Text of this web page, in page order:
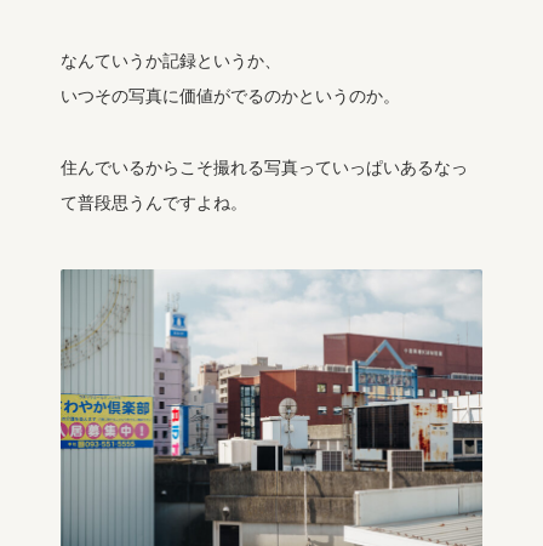
なんていうか記録というか、
いつその写真に価値がでるのかというのか。
住んでいるからこそ撮れる写真っていっぱいあるなっ
て普段思うんですよね。